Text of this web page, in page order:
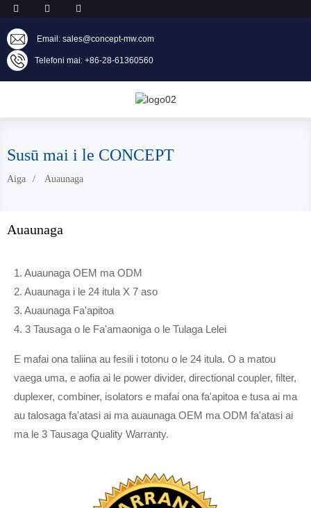
Email: sales@concept-mw.com
Telefoni mai: +86-28-61360560
Susū mai i le CONCEPT
Aiga Auaunaga
Auaunaga
1. Auaunaga OEM ma ODM
2. Auaunaga i le 24 itula X 7 aso
3. Auaunaga Fa'apitoa
4. 3 Tausaga o le Fa'amaoniga o le Tulaga Lelei
E mafai ona taliina au fesili i totonu o le 24 itula. O a matou
vaega uma, e aofia ai le power divider, directional coupler, filter,
duplexer, combiner, isolators e mafai ona fa'apitoa e tusa ai ma
au talosaga fa'atasi ai ma auaunaga OEM ma ODM fa'atasi ai
ma le 3 Tausaga Quality Warranty.